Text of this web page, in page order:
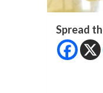
Spread